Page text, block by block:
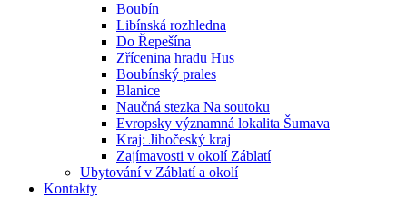
Boubín
Libínská rozhledna
Do Řepešína
Zřícenina hradu Hus
Boubínský prales
Blanice
Naučná stezka Na soutoku
Evropsky významná lokalita Šumava
Kraj: Jihočeský kraj
Zajímavosti v okolí Záblatí
Ubytování v Záblatí a okolí
Kontakty